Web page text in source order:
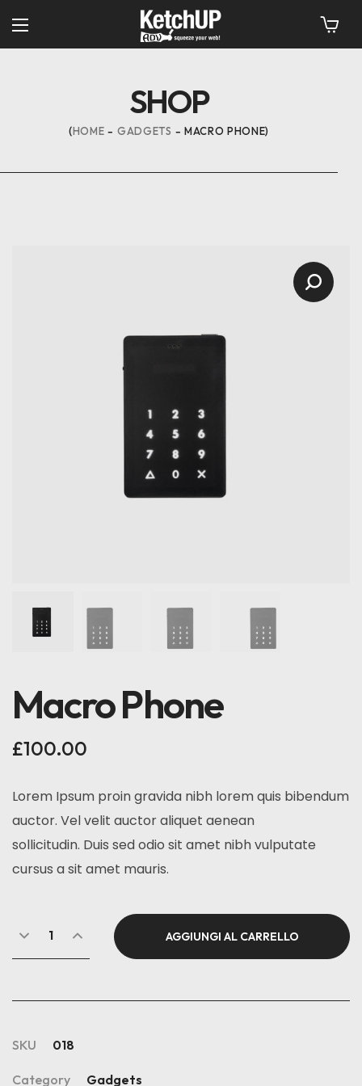
SHOP
HOME GADGETS MACRO PHONE
Macro Phone
£100.00
Lorem Ipsum proin gravida nibh lorem quis bibendum
auctor. Vel velit auctor aliquet aenean
sollicitudin. Duis sed odio sit amet nibh vulputate
cursus a sit amet mauris.
AGGIUNGI AL CARRELLO
SKU 018
Category Gadgets